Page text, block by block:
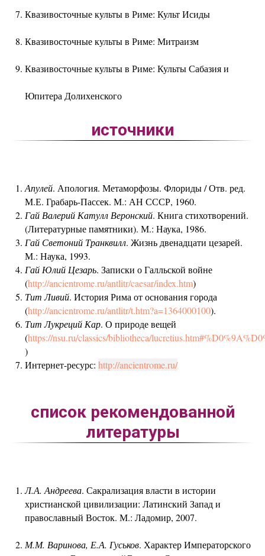
Квазивосточные культы в Риме: Культ Исиды
Квазивосточные культы в Риме: Митраизм
Квазивосточные культы в Риме: Культы Сабазия и
Юпитера Долихенского
источники
Апулей. Апология. Метаморфозы. Флориды / Отв. ред.
М.Е. Грабарь-Пассек. М.: АН СССР, 1960.
Гай Валерий Катулл Веронский. Книга стихотворений.
(Литературные памятники). М.: Наука, 1986.
Гай Светоний Транквилл. Жизнь двенадцати цезарей.
М.: Наука, 1993.
Гай Юлий Цезарь. Записки о Галльской войне
(http://ancientrome.ru/antlitr/caesar/index.htm)
Тит Ливий. История Рима от основания города
(http://ancientrome.ru/antlitr/t.htm?a=1364000100).
Тит Лукреций Кар. О природе вещей
(https://nsu.ru/classics/bibliotheca/
)
Интернет-ресурс: http://ancientrome.ru/
список рекомендованной
литературы
Л.А. Андреева. Сакрализация власти в истории
христианской цивилизации: Латинский Запад и
православный Восток. М.: Ладомир, 2007.
М.М. Варинова, Е.А. Гуськов. Характер Императорского